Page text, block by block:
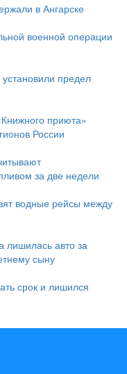
в Ангарске
военной операции
предел
приюта»
России
за две недели
водные рейсы между
лишилась авто за
сыну
срок и лишился